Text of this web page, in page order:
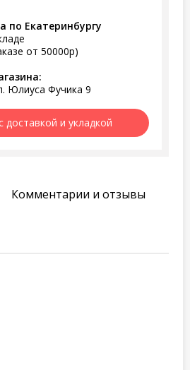
по Екатеринбургу
от 50000р)
Юлиуса Фучика 9
доставкой и укладкой
Комментарии и отзывы